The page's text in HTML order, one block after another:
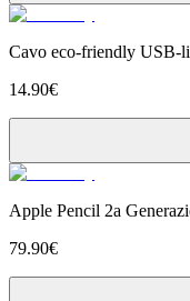
Cavo eco-friendly USB-
14.90€
Apple Pencil 2a
79.90€